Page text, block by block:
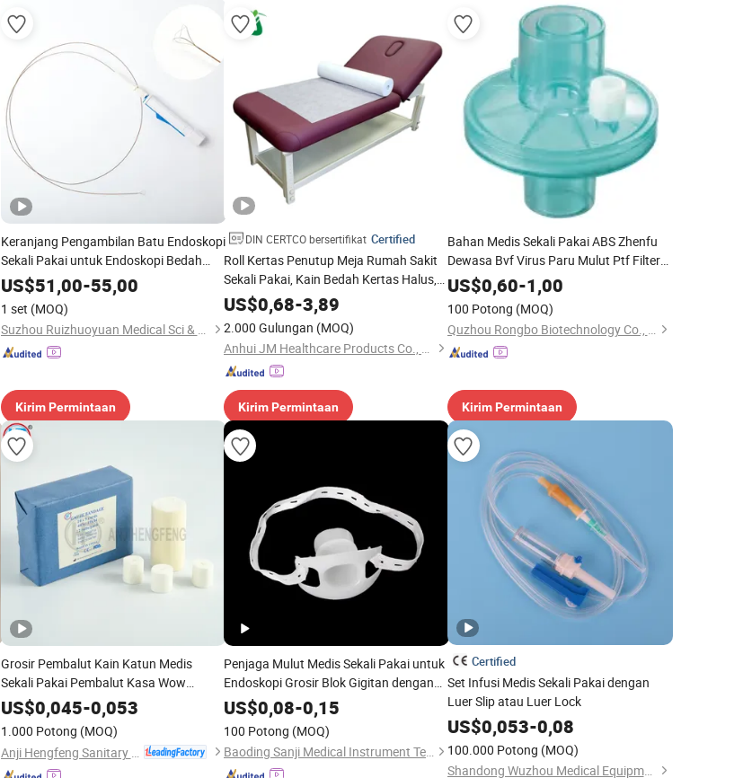
Keranjang Pengambilan Batu Endoskopi
Sekali Pakai untuk Endoskopi Bedah
Saluran Kemih
US$51,00-55,00
1 set (MOQ)
Suzhou Ruizhuoyuan Medical Sci & Tech Co., Ltd.
Kirim Permintaan
DIN CERTCO bersertifikat Certified
Roll Kertas Penutup Meja Rumah Sakit
Sekali Pakai, Kain Bedah Kertas Halus,
Lembar Tempat Tidur Medis, Gulungan
Kertas Meja Uji Couch
US$0,68-3,89
2.000 Gulungan (MOQ)
Anhui JM Healthcare Products Co., Ltd.
Kirim Permintaan
Bahan Medis Sekali Pakai ABS Zhenfu
Dewasa Bvf Virus Paru Mulut Ptf Filter
Spirometri Integral
US$0,60-1,00
100 Potong (MOQ)
Quzhou Rongbo Biotechnology Co., Ltd.
Kirim Permintaan
Grosir Pembalut Kain Katun Medis
Sekali Pakai Pembalut Kasa Wow
Pembalut Kasa
US$0,045-0,053
1.000 Potong (MOQ)
Penjaga Mulut Medis Sekali Pakai untuk
Endoskopi Grosir Blok Gigitan dengan
Tali
US$0,08-0,15
100 Potong (MOQ)
Baoding Sanji Medical Instrument Technology Co., Ltd.
Certified
Set Infusi Medis Sekali Pakai dengan
Luer Slip atau Luer Lock
US$0,053-0,08
100.000 Potong (MOQ)
Shandong Wuzhou Medical Equipment Co., LTD